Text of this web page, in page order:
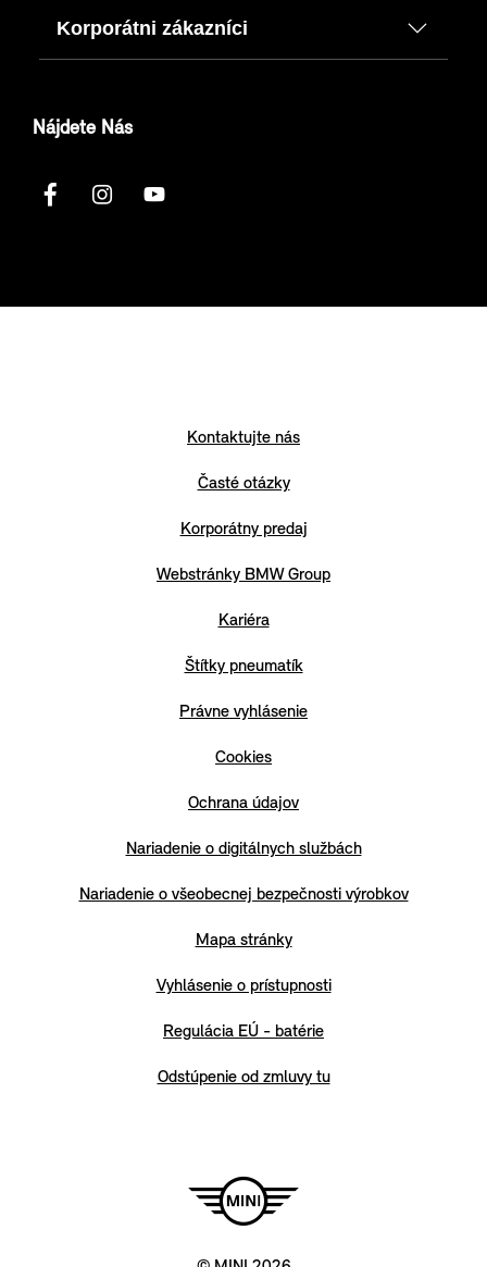
Korporátni zákazníci
Nájdete Nás
Kontaktujte nás
Časté otázky
Korporátny predaj
Webstránky BMW Group
Kariéra
Štítky pneumatík
Právne vyhlásenie
Cookies
Ochrana údajov
Nariadenie o digitálnych službách
Nariadenie o všeobecnej bezpečnosti výrobkov
Mapa stránky
Vyhlásenie o prístupnosti
Regulácia EÚ - batérie
Odstúpenie od zmluvy tu